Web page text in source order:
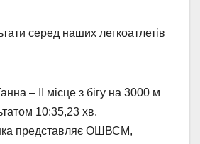
серед наших легкоатлетів
– ІІ місце з бігу на 3000 м
10:35,23 хв.
представляє ОШВСМ,